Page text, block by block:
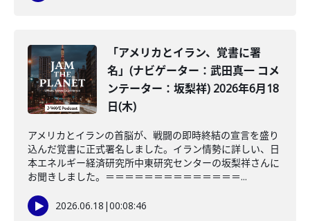
「アメリカとイラン、覚書に署
名」(ナビゲーター：武田真一 コメ
ンテーター：坂梨祥) 2026年6月18
日(木)
アメリカとイランの首脳が、戦闘の即時終結の宣言を盛り
込んだ覚書に正式署名しました。イラン情勢に詳しい、日
本エネルギー経済研究所中東研究センターの坂梨祥さんに
お聞きしました。＝＝＝＝＝＝＝＝＝＝＝＝＝＝...
2026.06.18 |00:08:46